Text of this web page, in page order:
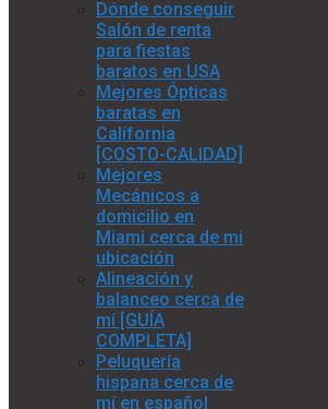
Dónde conseguir
Salón de renta
para fiestas
baratos en USA
Mejores Ópticas
baratas en
California
[COSTO-CALIDAD]
Mejores
Mecánicos a
domicilio en
Miami cerca de mi
ubicación
Alineación y
balanceo cerca de
mí [GUÍA
COMPLETA]
Peluquería
hispana cerca de
mí en español